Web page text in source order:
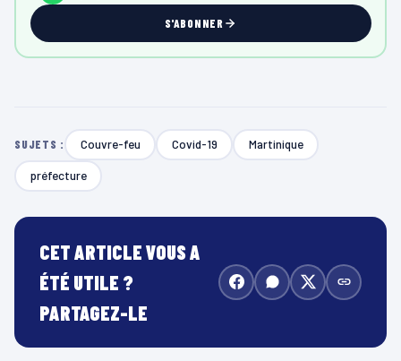
S'ABONNER
SUJETS : Couvre-feu Covid-19 Martinique
préfecture
CET ARTICLE VOUS A
ÉTÉ UTILE ?
PARTAGEZ-LE